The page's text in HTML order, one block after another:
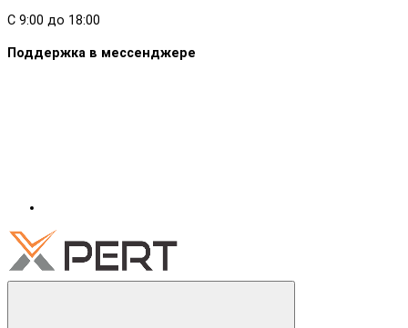
C 9:00 до 18:00
Поддержка в мессенджере